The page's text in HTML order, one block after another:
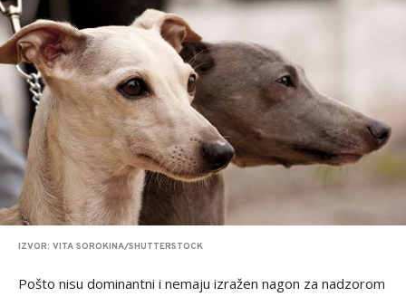
IZVOR: VITA SOROKINA/SHUTTERSTOCK
Pošto nisu dominantni i nemaju izražen nagon za nadzorom